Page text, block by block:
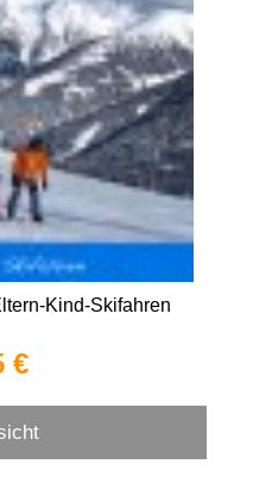
Kind-Skifahren
€